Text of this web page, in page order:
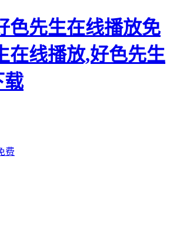
色先生在线播放免
在线播放,好色先生
载